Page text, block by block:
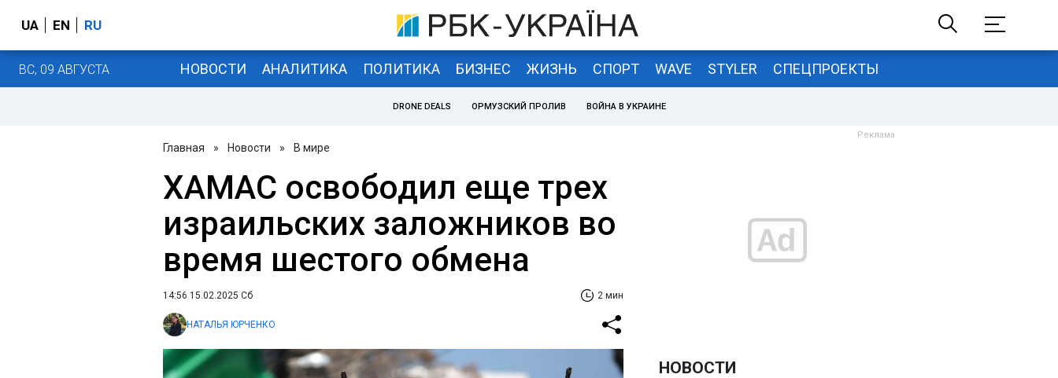
UA EN RU
ВС, 09 АВГУСТА НОВОСТИ АНАЛИТИКА ПОЛИТИКА БИЗНЕС ЖИЗНЬ СПОРТ WAVE STYLER СПЕЦПРОЕКТЫ
DRONE DEALS ОРМУЗСКИЙ ПРОЛИВ ВОЙНА В УКРАИНЕ
Главная » Новости » В мире
ХАМАС освободил еще трех
израильских заложников во
время шестого обмена
14:56 15.02.2025 Сб 2 мин
НАТАЛЬЯ ЮРЧЕНКО
НОВОСТИ